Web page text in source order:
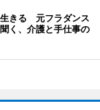
生きる 元フラダンス
く、介護と手仕事の